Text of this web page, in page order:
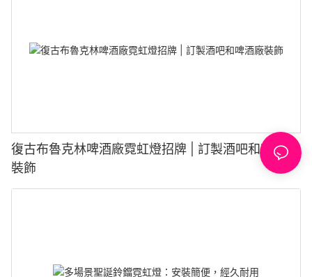
復古布魯克林啤酒廠霓虹燈招牌 | 訂製酒吧和啤酒廠
裝飾